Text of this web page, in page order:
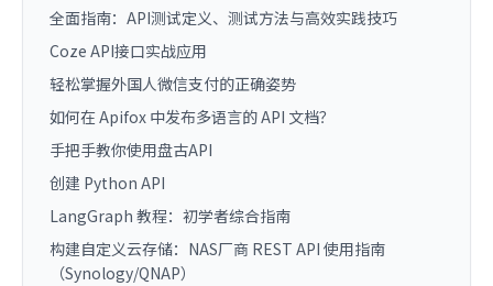
全面指南：API测试定义、测试方法与高效实践技巧
Coze API接口实战应用
轻松掌握外国人微信支付的正确姿势
如何在 Apifox 中发布多语言的 API 文档？
手把手教你使用盘古API
创建 Python API
LangGraph 教程：初学者综合指南
构建自定义云存储：NAS厂商 REST API 使用指南
（Synology/QNAP）